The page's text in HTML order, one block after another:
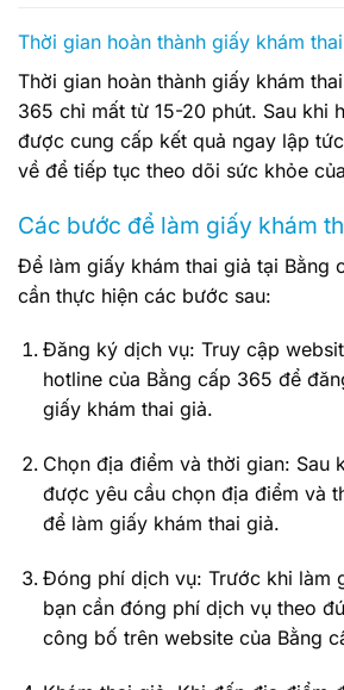
Thời gian hoàn thành giấy khám
Thời gian hoàn thành giấy khám
365 chỉ mất từ 15-20 phút. Sau khi
được cung cấp kết quả ngay lập
về để tiếp tục theo dõi sức khỏe
Các bước để làm giấy khám
Để làm giấy khám thai giả tại Bằng
cần thực hiện các bước sau:
Đăng ký dịch vụ: Truy cập
hotline của Bằng cấp 365 để
giấy khám thai giả.
Chọn địa điểm và thời gian: Sau
được yêu cầu chọn địa điểm và
để làm giấy khám thai giả.
Đóng phí dịch vụ: Trước khi làm
bạn cần đóng phí dịch vụ theo
công bố trên website của Bằng